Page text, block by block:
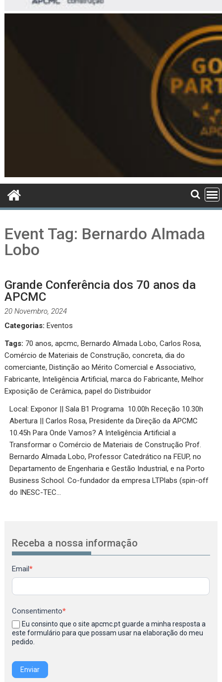
Event Tag: Bernardo Almada
Lobo
Grande Conferência dos 70 anos da
APCMC
20 Novembro, 2024
Categorias: Eventos
Tags: 70 anos,apcmc,Bernardo Almada Lobo,Carlos Rosa,
Comércio de Materiais de Construção,concreta,dia do
comerciante,Distinção ao Mérito Comercial e Associativo,
Fabricante, Inteligência Artificial,marca do Fabricante,Melhor
Exposição de Cerâmica,papel do Distribuidor
Local: Exponor || Sala B1 Programa 10.00h Receção 10.30h
Abertura || Carlos Rosa, Presidente da Direção da APCMC
10.45h Para Onde Vamos? A Inteligência Artificial a
Transformar o Comércio de Materiais de Construção Prof.
Bernardo Almada Lobo, Professor Catedrático na FEUP, no
Departamento de Engenharia e Gestão Industrial, e na Porto
Business School. Co-fundador da empresa LTPlabs (spin-off
do INESC-TEC…
Receba a nossa informação
Newsletter
Email*
Consentimento*
Eu consinto que o site apcmc.pt guarde a minha resposta a
este formulário para que possam usar na elaboração do meu
pedido.
Enviar